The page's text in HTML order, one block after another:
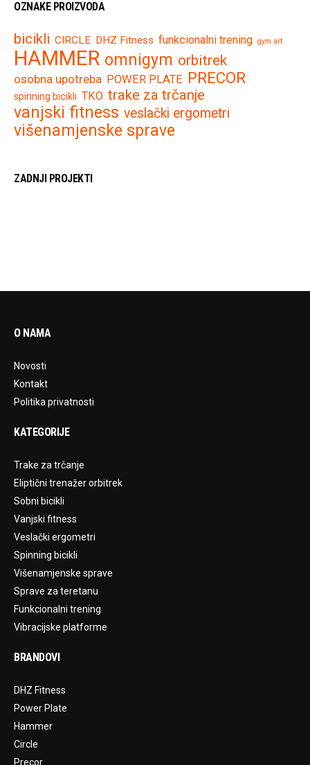
OZNAKE PROIZVODA
bicikli CIRCLE DHZ Fitness funkcionalni trening gym art
HAMMER omnigym orbitrek
osobna upotreba POWER PLATE PRECOR
spinning bicikli TKO trake za trčanje
vanjski fitness veslački ergometri
višenamjenske sprave
ZADNJI PROJEKTI
O NAMA
Novosti
Kontakt
Politika privatnosti
KATEGORIJE
Trake za trčanje
Eliptični trenažer orbitrek
Sobni bicikli
Vanjski fitness
Veslački ergometri
Spinning bicikli
Višenamjenske sprave
Sprave za teretanu
Funkcionalni trening
Vibracijske platforme
BRANDOVI
DHZ Fitness
Power Plate
Hammer
Circle
Precor